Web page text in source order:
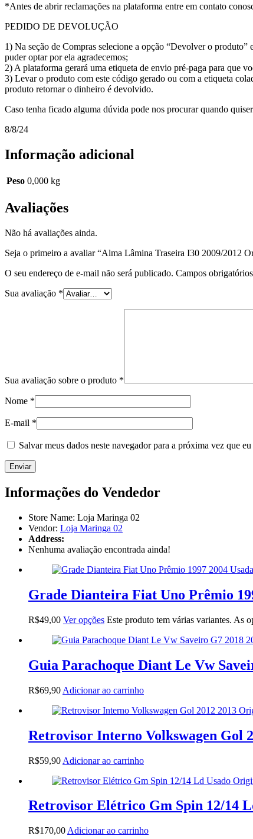
*Antes de abrir reclamações na plataforma entre em contato
PEDIDO DE DEVOLUÇÃO
1) Na seção de Compras selecione a opção “Devolver o
puder optar por ela agradecemos;
2) A plataforma gerará uma etiqueta de envio pré-paga para que
3) Levar o produto com este código gerado ou com a etiqueta
produto retornar o dinheiro é devolvido.
Caso tenha ficado alguma dúvida pode nos procurar quando
8/8/24
Informação adicional
Peso 0,000 kg
Avaliações
Não há avaliações ainda.
Seja o primeiro a avaliar “Alma Lâmina Traseira I30 2009/2012
O seu endereço de e-mail não será publicado. Campos
Sua avaliação *
Sua avaliação sobre o produto *
Nome *
E-mail *
Salvar meus dados neste navegador para a próxima vez que eu
Informações do Vendedor
Store Name: Loja Maringa 02
Vendor: Loja Maringa 02
Address:
Nenhuma avaliação encontrada ainda!
Grade Dianteira Fiat Uno Prêmio
R$49,00 Ver opções Este produto tem várias variantes. As
Guia Parachoque Diant Le Vw
R$69,90 Adicionar ao carrinho
Retrovisor Interno Volkswagen Gol
R$59,90 Adicionar ao carrinho
Retrovisor Elétrico Gm Spin 12/14
R$170,00 Adicionar ao carrinho